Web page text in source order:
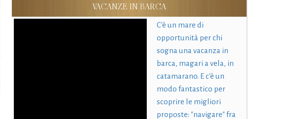
VACANZE IN BARCA
C'è un mare di
opportunità per chi
sogna una vacanza in
barca, magari a vela, in
catamarano. E c'è un
modo fantastico per
scoprire le migliori
proposte: "navigare" fra